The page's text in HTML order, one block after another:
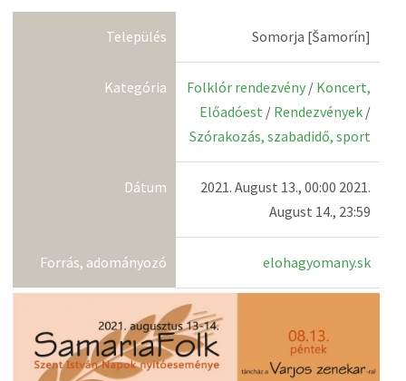
Település Somorja [Šamorín]
Kategória Folklór rendezvény / Koncert,
Előadóest / Rendezvények /
Szórakozás, szabadidő, sport
Dátum
2021. August 13., 00:00 2021.
August 14., 23:59
Forrás, adományozó elohagyomany.sk